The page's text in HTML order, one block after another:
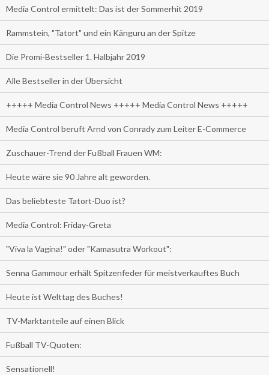
Media Control ermittelt: Das ist der Sommerhit 2019
Rammstein, "Tatort" und ein Känguru an der Spitze
Die Promi-Bestseller 1. Halbjahr 2019
Alle Bestseller in der Übersicht
+++++ Media Control News +++++ Media Control News +++++
Media Control beruft Arnd von Conrady zum Leiter E-Commerce
Zuschauer-Trend der Fußball Frauen WM:
Heute wäre sie 90 Jahre alt geworden.
Das beliebteste Tatort-Duo ist?
Media Control: Friday-Greta
"Viva la Vagina!" oder "Kamasutra Workout":
Senna Gammour erhält Spitzenfeder für meistverkauftes Buch
Heute ist Welttag des Buches!
TV-Marktanteile auf einen Blick
Fußball TV-Quoten:
Sensationell!